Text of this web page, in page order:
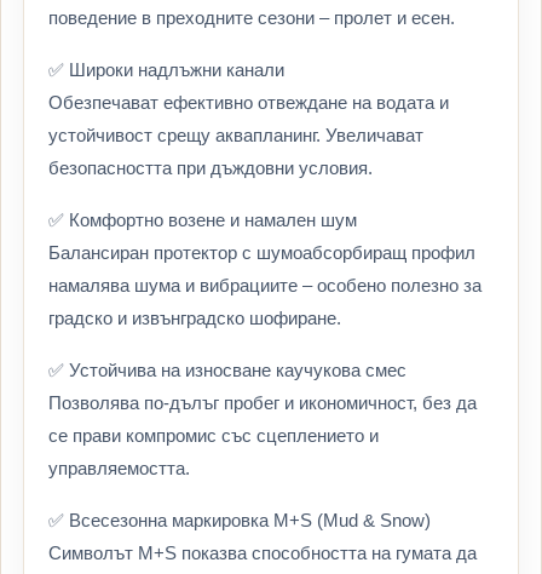
поведение в преходните сезони – пролет и есен.
✅ Широки надлъжни канали
Обезпечават ефективно отвеждане на водата и
устойчивост срещу аквапланинг. Увеличават
безопасността при дъждовни условия.
✅ Комфортно возене и намален шум
Балансиран протектор с шумоабсорбиращ профил
намалява шума и вибрациите – особено полезно за
градско и извънградско шофиране.
✅ Устойчива на износване каучукова смес
Позволява по-дълъг пробег и икономичност, без да
се прави компромис със сцеплението и
управляемостта.
✅ Всесезонна маркировка M+S (Mud & Snow)
Символът M+S показва способността на гумата да